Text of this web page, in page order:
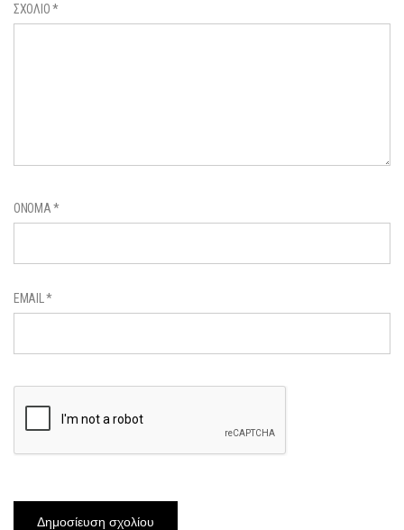
ΣΧΌΛΙΟ*
ΌΝΟΜΑ*
EMAIL*